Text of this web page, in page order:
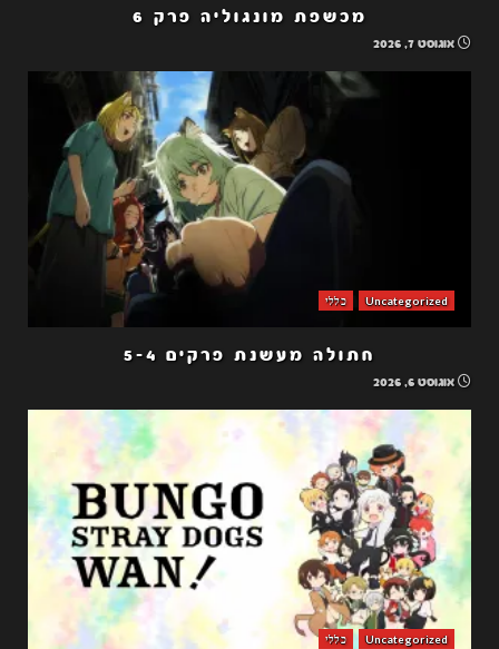
מכשפת מונגוליה פרק 6
אוגוסט 7, 2026
Uncategorized כללי
חתולה מעשנת פרקים 5-4
אוגוסט 6, 2026
Uncategorized כללי